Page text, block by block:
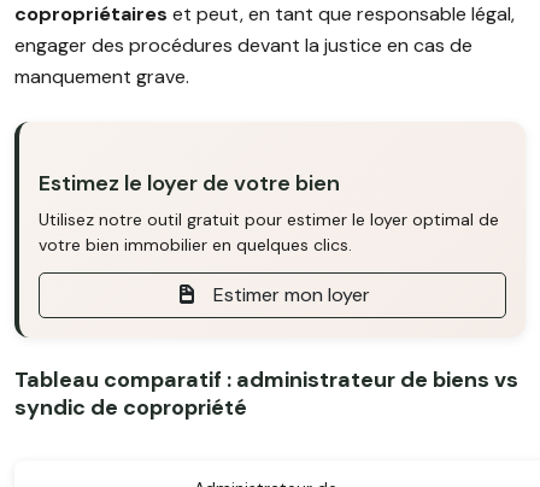
copropriétaires et peut, en tant que responsable légal,
engager des procédures devant la justice en cas de
manquement grave.
Estimez le loyer de votre bien
Utilisez notre outil gratuit pour estimer le loyer optimal de
votre bien immobilier en quelques clics.
Estimer mon loyer
Tableau comparatif : administrateur de biens vs
syndic de copropriété